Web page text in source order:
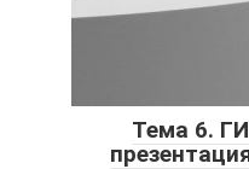
Тема 6.